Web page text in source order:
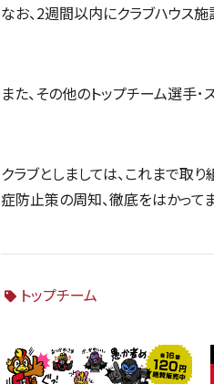
なお、2週間以内にクラブハウス施
また、その他のトップチーム選手
クラブとしましては、これまで取
症防⽌策の周知、徹底をはかって
トップチーム